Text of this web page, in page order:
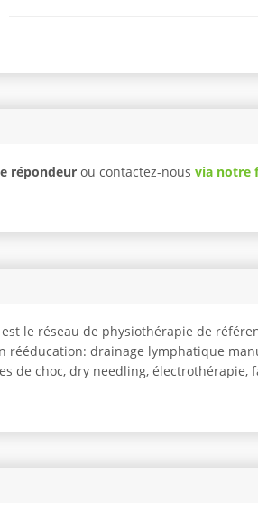
répondeurou contactez-nous via notre
est le réseau de physiothérapie de
rééducation: drainage lymphatique
choc, dry needling, électrothérapie,